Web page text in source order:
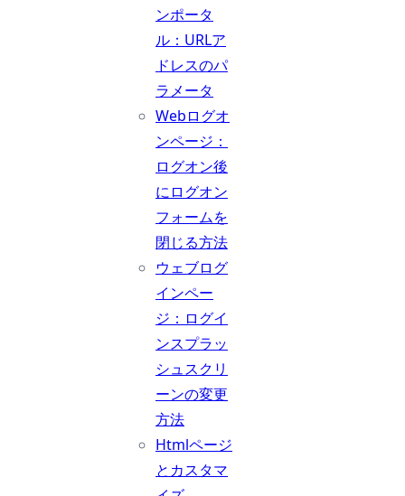
ンポータ
ル：URLア
ドレスのパ
ラメータ
Webログオ
ンページ：
ログオン後
にログオン
フォームを
閉じる方法
ウェブログ
インペー
ジ：ログイ
ンスプラッ
シュスクリ
ーンの変更
方法
Htmlページ
とカスタマ